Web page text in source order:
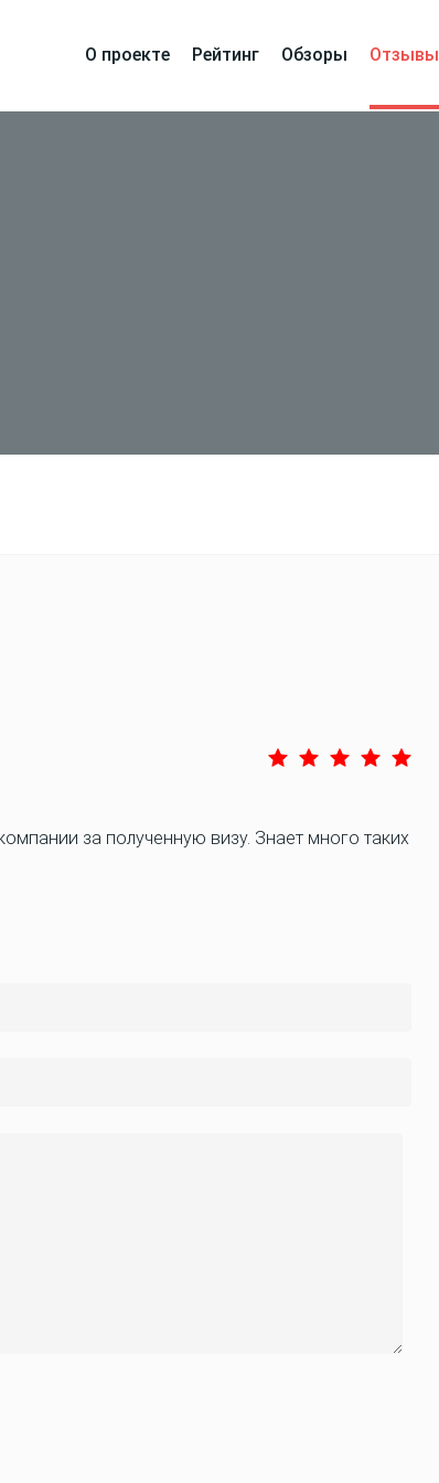
О проекте Рейтинг Обзоры Отзывы
за полученную визу. Знает много таких